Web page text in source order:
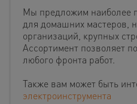
Мы предложим наиболее
для домашних мастеров,
организаций, крупных
Ассортимент позволяет
любого фронта работ.
Также вам может быть
электроинструмента